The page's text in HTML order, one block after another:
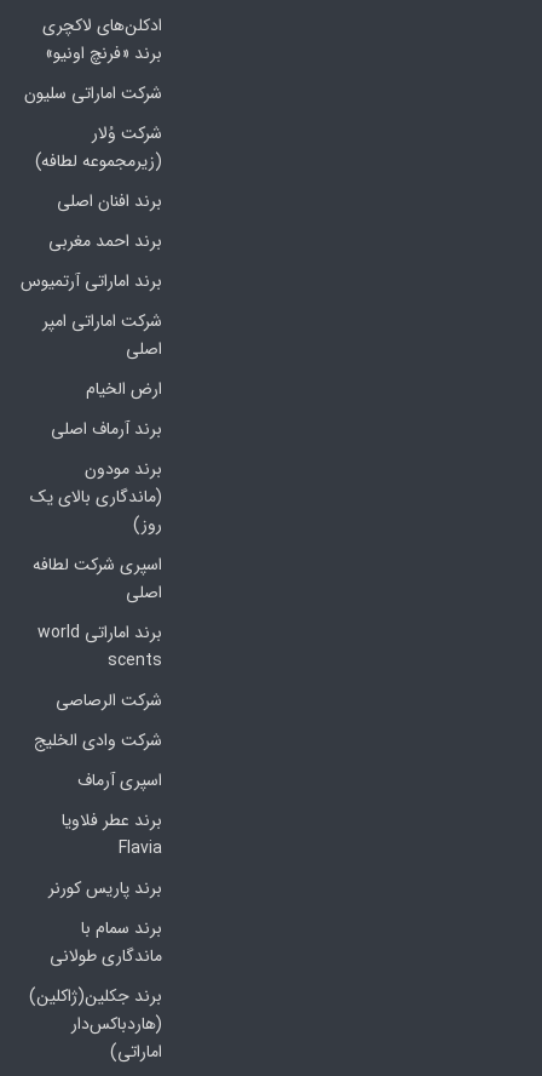
ادکلن‌های لاکچری
برند «فرنچ اونیو»
شرکت اماراتی سلیون
شرکت وُلار
(زیرمجموعه لطافه)
برند افنان اصلی
برند احمد مغربی
برند اماراتی آرتمیوس
شرکت اماراتی امپر
اصلی
ارض الخیام
برند آرماف اصلی
برند مودون
(ماندگاری بالای یک
روز)
اسپری شرکت لطافه
اصلی
برند اماراتی world
scents
شرکت الرصاصی
شرکت وادی الخلیج
اسپری آرماف
برند عطر فلاویا
Flavia
برند پاریس کورنر
برند سمام با
ماندگاری طولانی
برند جکلین(ژاکلین)
(هاردباکس‌دار
اماراتی)